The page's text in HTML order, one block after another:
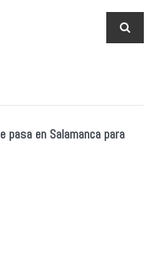
pasa en Salamanca para